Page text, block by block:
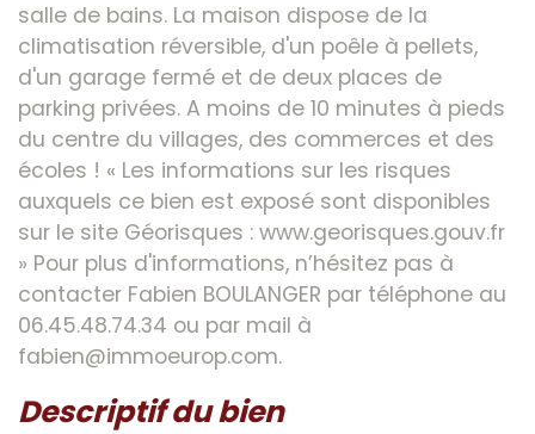
salle de bains. La maison dispose de la
climatisation réversible, d'un poêle à pellets,
d'un garage fermé et de deux places de
parking privées. A moins de 10 minutes à pieds
du centre du villages, des commerces et des
écoles ! « Les informations sur les risques
auxquels ce bien est exposé sont disponibles
sur le site Géorisques : www.georisques.gouv.fr
» Pour plus d'informations, n’hésitez pas à
contacter Fabien BOULANGER par téléphone au
06.45.48.74.34 ou par mail à
fabien@immoeurop.com.
descriptif du bien